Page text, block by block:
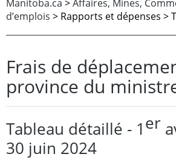
Manitoba.ca >Affaires, Mines,
d’emplois > Rapports et dépenses >
Frais de
province du
Tableau détaillé - 1 er
30 juin 2024